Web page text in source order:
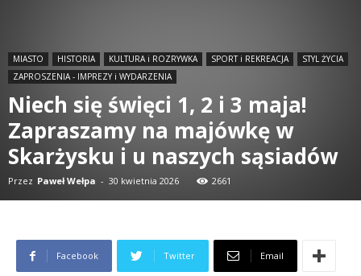
MIASTO HISTORIA KULTURA i ROZRYWKA SPORT i REKREACJA
STYL ŻYCIA
ZAPROSZENIA - IMPREZY i WYDARZENIA
Niech się święci 1, 2 i 3 maja!
Zapraszamy na majówkę w
Skarżysku i u naszych sąsiadów
Przez Paweł Wełpa - 30 kwietnia 2026 2661
Facebook Twitter Email